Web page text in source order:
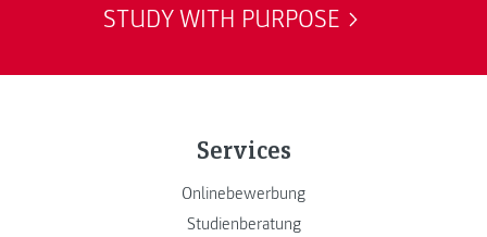
STUDY WITH PURPOSE
Services
Onlinebewerbung
Studienberatung